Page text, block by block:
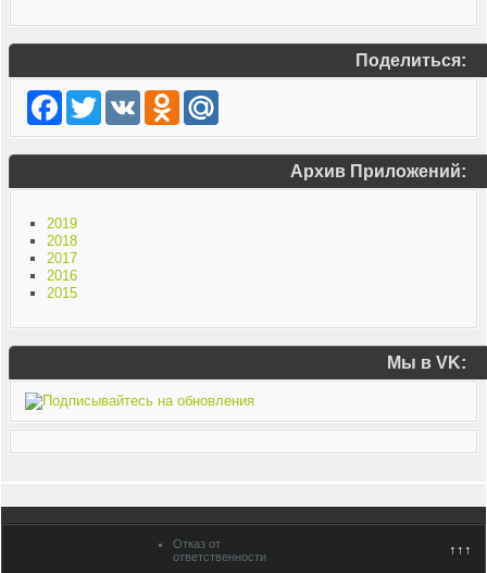
Поделиться:
Facebook
TwitterVK Odnoklassniki
Mail.Ru
Архив Приложений:
2019
2018
2017
2016
2015
Мы в VK:
↑↑↑
Отказ от
ответственности